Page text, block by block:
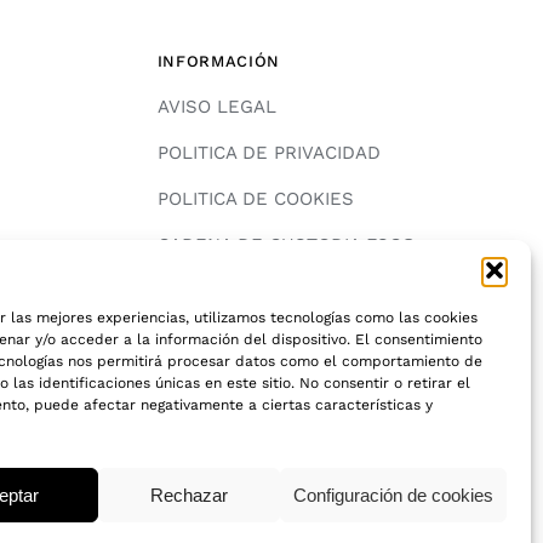
las mejores experiencias, utilizamos tecnologías como las cookies
y/o acceder a la información del dispositivo. El consentimiento
nos permitirá procesar datos como el comportamiento de
o las identificaciones únicas en este sitio. No consentir o retirar el
puede afectar negativamente a ciertas características y
Rechazar Configuración de cookies
INFORMACIÓN
AVISO LEGAL
POLITICA DE PRIVACIDAD
POLITICA DE COOKIES
CADENA DE CUSTODIA FSC®